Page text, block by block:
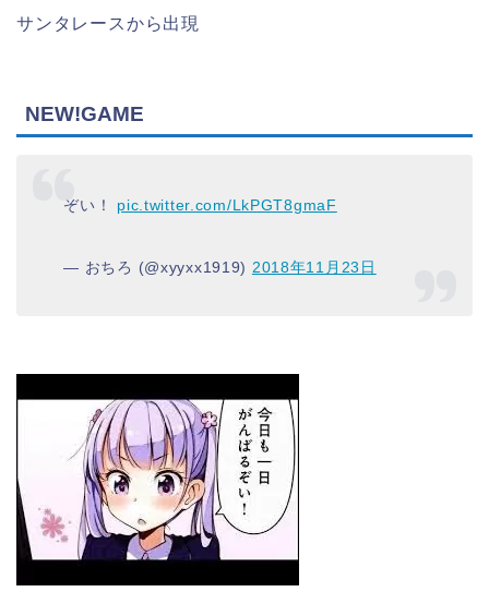
サンタレースから出現
NEW!GAME
ぞい！ pic.twitter.com/LkPGT8gmaF
— おちろ (@xyyxx1919) 2018年11月23日